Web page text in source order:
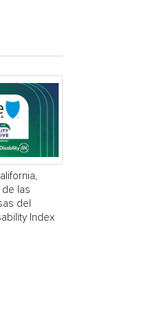
las
del
Index